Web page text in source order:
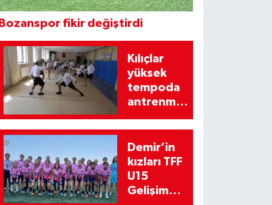
Bozanspor fikir değiştirdi
Kılıçlar
yüksek
tempoda
antrenman
Demir’in
kızları TFF
U15
Gelişim